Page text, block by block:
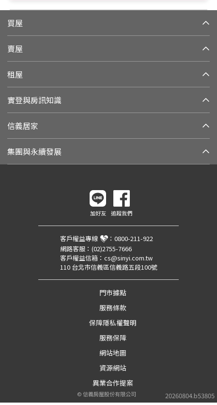
買屋
賣屋
租屋
實登與房訊知識
信義居家
集團與永續發展
20260804.b53805
加好友 追蹤我們
客戶權益專線 ： 0800-211-922
網路客服： (02)2755-7666
客戶權益信箱： cs@sinyi.com.tw
110 台北市信義區信義路五段100號
門市據點
服務條款
保障隱私權聲明
服務保障
網站地圖
資源網站
異業合作提案
©信義房屋股份有限公司